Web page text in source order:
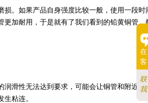
。如果产品自身强度比较一般，使用一段时
加耐用，于是就有了我们看到的铅黄铜管，
滑性无法达到要求，可能会让铜管和附近的
粘连。